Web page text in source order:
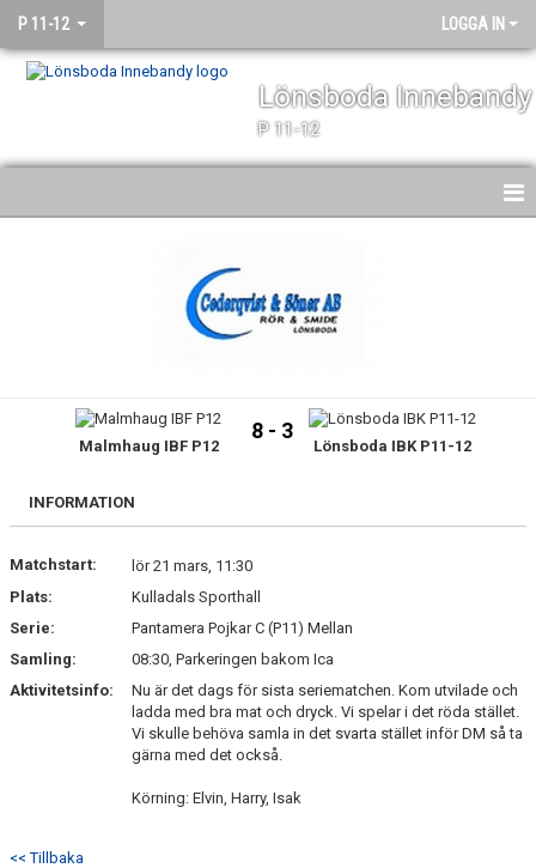
P 11-12 LOGGA IN
Lönsboda Innebandy
P 11-12
BILDGALLERI
KONTAKT
Malmhaug IBF P12
8 - 3
Lönsboda IBK P11-12
INFORMATION
Matchstart:
lör 21 mars, 11:30
Plats:
Kulladals Sporthall
Serie:
Pantamera Pojkar C (P11) Mellan
Samling:
08:30, Parkeringen bakom Ica
Aktivitetsinfo:
Nu är det dags för sista seriematchen. Kom utvilade och
ladda med bra mat och dryck. Vi spelar i det röda stället.
Vi skulle behöva samla in det svarta stället inför DM så ta
gärna med det också.
Körning: Elvin, Harry, Isak
<< Tillbaka